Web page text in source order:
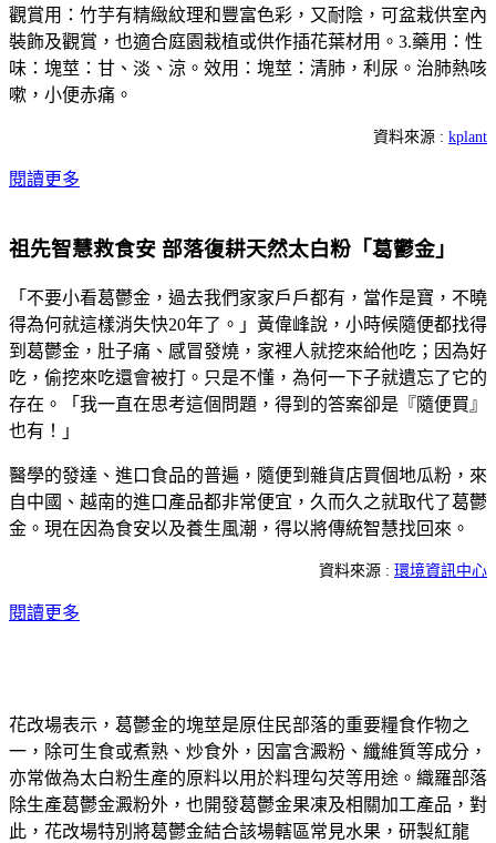
觀賞用：竹芋有精緻紋理和豐富色彩，又耐陰，可盆栽供室內
裝飾及觀賞，也適合庭園栽植或供作插花葉材用。3.藥用：性
味：塊莖：甘、淡、涼。效用：塊莖：清肺，利尿。治肺熱咳
嗽，小便赤痛。
資料來源 : kplant
閱讀更多
祖先智慧救食安 部落復耕天然太白粉「葛鬱金」
「不要小看葛鬱金，過去我們家家戶戶都有，當作是寶，不曉
得為何就這樣消失快20年了。」黃偉峰說，小時候隨便都找得
到葛鬱金，肚子痛、感冒發燒，家裡人就挖來給他吃；因為好
吃，偷挖來吃還會被打。只是不懂，為何一下子就遺忘了它的
存在。「我一直在思考這個問題，得到的答案卻是『隨便買』
也有！」
醫學的發達、進口食品的普遍，隨便到雜貨店買個地瓜粉，來
自中國、越南的進口產品都非常便宜，久而久之就取代了葛鬱
金。現在因為食安以及養生風潮，得以將傳統智慧找回來。
資料來源 : 環境資訊中心
閱讀更多
花改場表示，葛鬱金的塊莖是原住民部落的重要糧食作物之
一，除可生食或煮熟、炒食外，因富含澱粉、纖維質等成分，
亦常做為太白粉生產的原料以用於料理勾芡等用途。織羅部落
除生產葛鬱金澱粉外，也開發葛鬱金果凍及相關加工產品，對
此，花改場特別將葛鬱金結合該場轄區常見水果，研製紅龍